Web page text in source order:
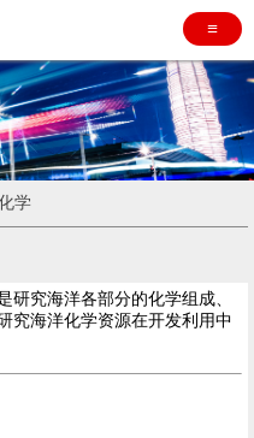
≡
学
研究海洋各部分的化学组成、
究海洋化学资源在开发利用中